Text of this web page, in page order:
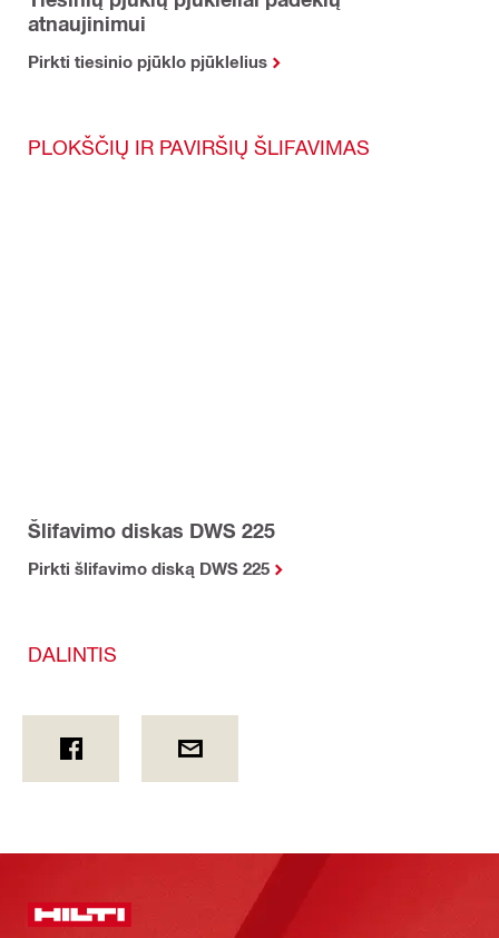
atnaujinimui
Pirkti tiesinio pjūklo pjūklelius
PLOKŠČIŲ IR PAVIRŠIŲ ŠLIFAVIMAS
Šlifavimo diskas DWS 225
Pirkti šlifavimo diską DWS 225
DALINTIS